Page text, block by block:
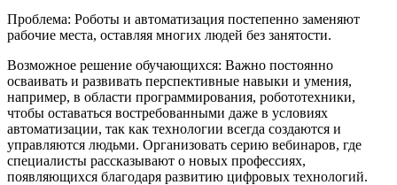
Проблема: Роботы и автоматизация постепенно заменяют
рабочие места, оставляя многих людей без занятости.
Возможное решение обучающихся: Важно постоянно
осваивать и развивать перспективные навыки и умения,
например, в области программирования, робототехники,
чтобы оставаться востребованными даже в условиях
автоматизации, так как технологии всегда создаются и
управляются людьми. Организовать серию вебинаров, где
специалисты рассказывают о новых профессиях,
появляющихся благодаря развитию цифровых технологий.